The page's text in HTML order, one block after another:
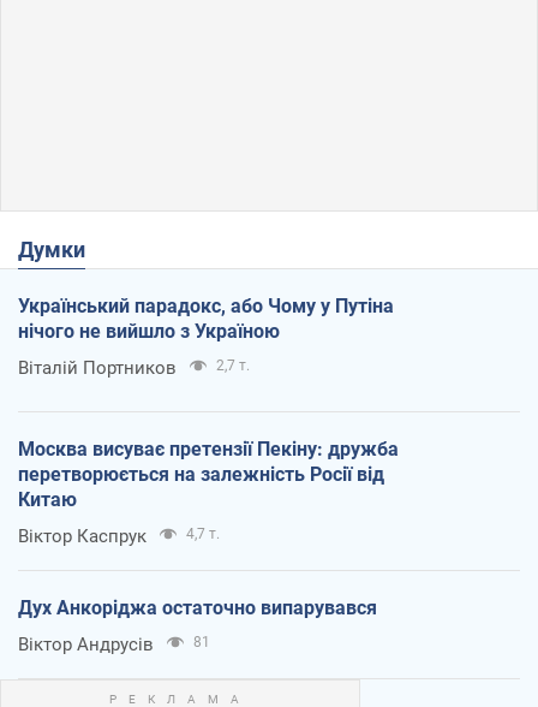
Думки
Український парадокс, або Чому у Путіна
нічого не вийшло з Україною
Віталій Портников 2,7 т.
Москва висуває претензії Пекіну: дружба
перетворюється на залежність Росії від
Китаю
Віктор Каспрук 4,7 т.
Дух Анкоріджа остаточно випарувався
Віктор Андрусів 81